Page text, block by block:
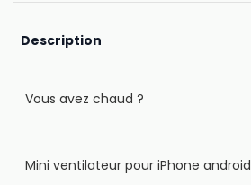
Description
Vous avez chaud ?
Mini ventilateur pour iPhone android